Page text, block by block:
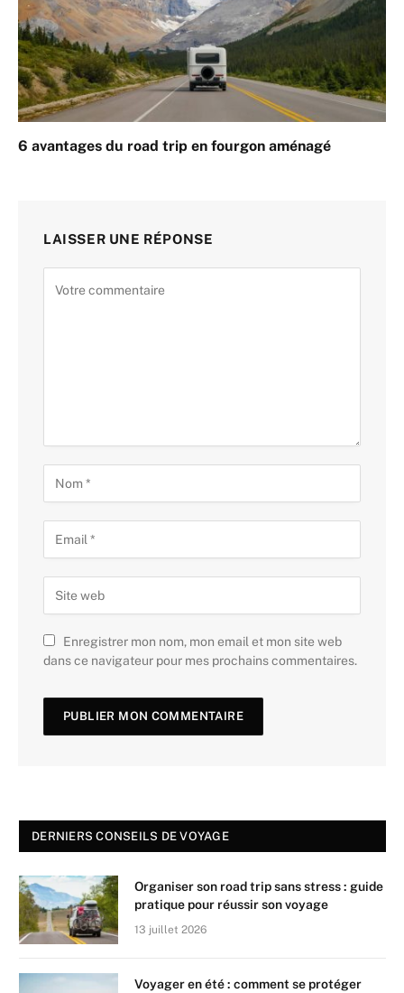
6 avantages du road trip en fourgon aménagé
LAISSER UNE RÉPONSE
Enregistrer mon nom, mon email et mon site web
dans ce navigateur pour mes prochains commentaires.
DERNIERS CONSEILS DE VOYAGE
Organiser son road trip sans stress : guide
pratique pour réussir son voyage
13 juillet 2026
Voyager en été : comment se protéger